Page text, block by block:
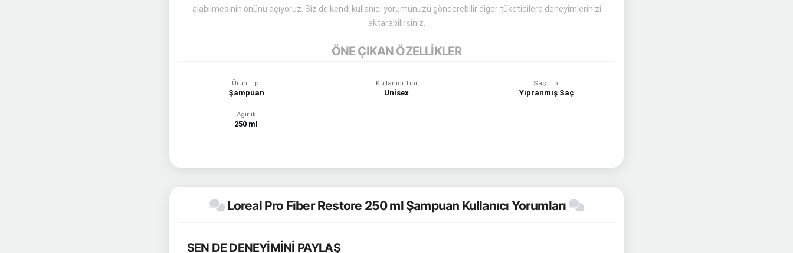
alabilmesinin önünü açıyoruz. Siz de kendi kullanıcı yorumunuzu gönderebilir diğer tüketicilere deneyimlerinizi
aktarabilirsiniz.
ÖNE ÇIKAN ÖZELLİKLER
Ürün Tipi
Şampuan
Kullanıcı Tipi
Unisex
Saç Tipi
Yıpranmış Saç
Ağırlık
250 ml
Loreal Pro Fiber Restore 250 ml Şampuan Kullanıcı Yorumları
SEN DE DENEYİMİNİ PAYLAŞ